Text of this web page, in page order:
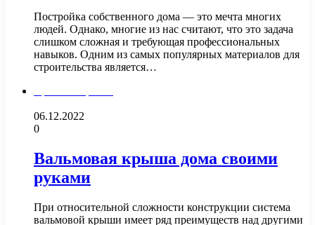
Постройка собственного дома — это мечта многих
людей. Однако, многие из нас считают, что это задача
слишком сложная и требующая профессиональных
навыков. Одним из самых популярных материалов для
строительства является…
06.12.2022
0
Вальмовая крыша дома своими
руками
При относительной сложности конструкции система
вальмовой крыши имеет ряд преимуществ над другими